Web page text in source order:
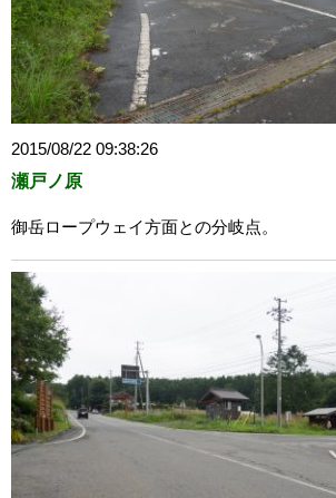
2015/08/22 09:38:26
瀬戸ノ原
御岳ロープウェイ方面との分岐点。